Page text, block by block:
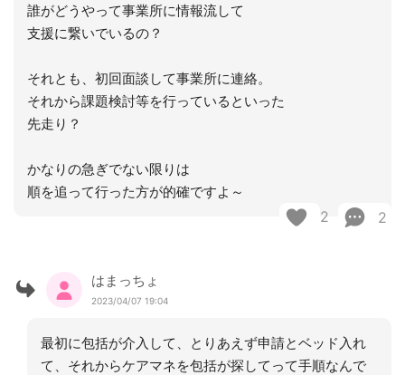
誰がどうやって事業所に情報流して
支援に繋いでいるの？
それとも、初回面談して事業所に連絡。
それから課題検討等を行っているといった
先走り？
かなりの急ぎでない限りは
順を追って行った方が的確ですよ～
2 2
はまっちょ
2023/04/07 19:04
最初に包括が介入して、とりあえず申請とベッド入れ
て、それからケアマネを包括が探してって手順なんで